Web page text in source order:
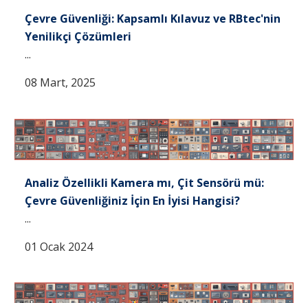
Çevre Güvenliği: Kapsamlı Kılavuz ve RBtec'nin
Yenilikçi Çözümleri
...
08 Mart, 2025
Analiz Özellikli Kamera mı, Çit Sensörü mü:
Çevre Güvenliğiniz İçin En İyisi Hangisi?
...
01 Ocak 2024